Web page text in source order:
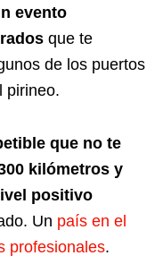
evento
que te
de los puertos
pirineo.
que no te
kilómetros y
positivo
Un país en el
profesionales.